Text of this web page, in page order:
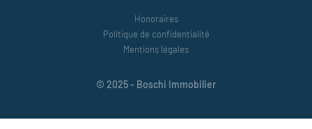
Honoraires
Politique de confidentialité
Mentions légales
© 2025 - Boschi Immobilier